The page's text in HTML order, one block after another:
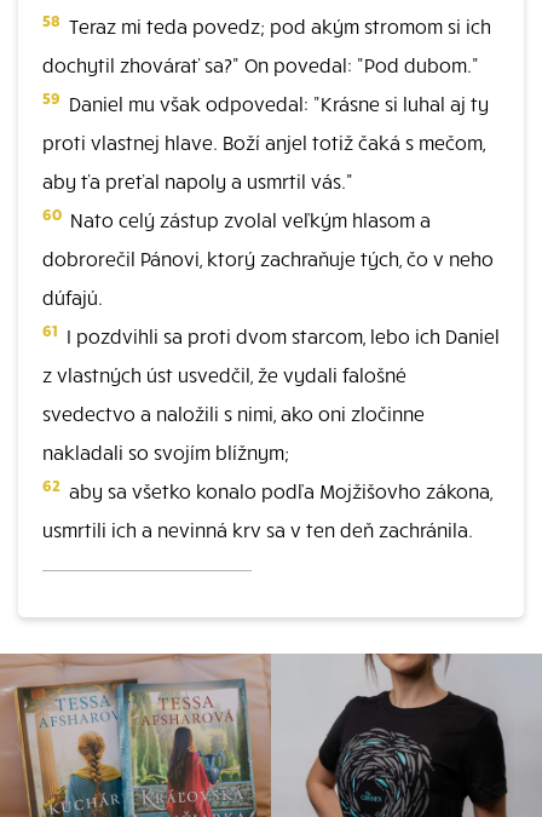
58 Teraz mi teda povedz; pod akým stromom si ich
dochytil zhovárať sa?" On povedal: "Pod dubom."
59 Daniel mu však odpovedal: "Krásne si luhal aj ty
proti vlastnej hlave. Boží anjel totiž čaká s mečom,
aby ťa preťal napoly a usmrtil vás."
60 Nato celý zástup zvolal veľkým hlasom a
dobrorečil Pánovi, ktorý zachraňuje tých, čo v neho
dúfajú.
61 I pozdvihli sa proti dvom starcom, lebo ich Daniel
z vlastných úst usvedčil, že vydali falošné
svedectvo a naložili s nimi, ako oni zločinne
nakladali so svojím blížnym;
62 aby sa všetko konalo podľa Mojžišovho zákona,
usmrtili ich a nevinná krv sa v ten deň zachránila.